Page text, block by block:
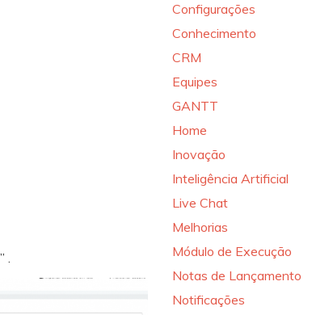
.
Configurações
Conhecimento
CRM
Equipes
GANTT
Home
Inovação
Inteligência Artificial
Live Chat
Melhorias
Módulo de Execução
Notas de Lançamento
Notificações